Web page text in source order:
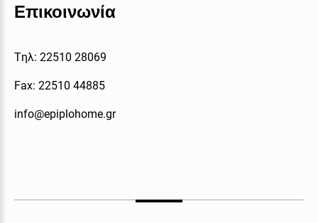
Επικοινωνία
Tηλ: 22510 28069
Fax: 22510 44885
info@epiplohome.gr